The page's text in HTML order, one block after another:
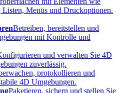
Listen, Menüs und Druckoptionen.
Betreiben, bereitstellen und
mit Kontrolle und
und verwalten Sie 4D
zuverlässig.
protokollieren und
4D Umgebungen.
Paketieren, sichern und stellen Sie